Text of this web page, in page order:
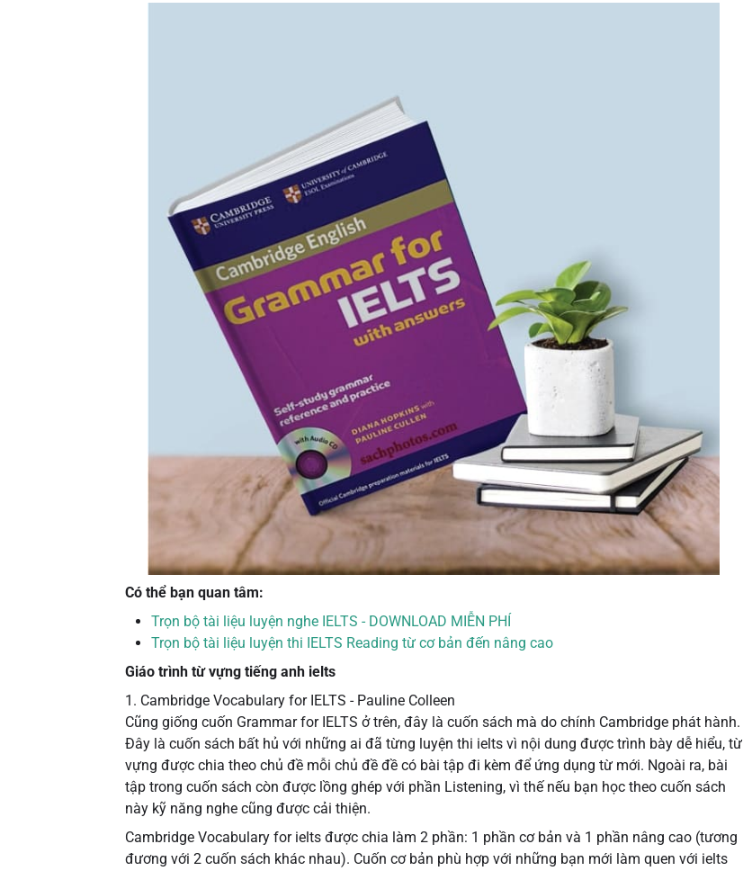
Có thể bạn quan tâm:
Trọn bộ tài liệu luyện nghe IELTS - DOWNLOAD MIỄN PHÍ
Trọn bộ tài liệu luyện thi IELTS Reading từ cơ bản đến nâng cao
Giáo trình từ vựng tiếng anh ielts
1. Cambridge Vocabulary for IELTS - Pauline Colleen
Cũng giống cuốn Grammar for IELTS ở trên, đây là cuốn sách mà do chính Cambridge phát hành.
Đây là cuốn sách bất hủ với những ai đã từng luyện thi ielts vì nội dung được trình bày dễ hiểu, từ
vựng được chia theo chủ đề mỗi chủ đề đề có bài tập đi kèm để ứng dụng từ mới. Ngoài ra, bài
tập trong cuốn sách còn được lồng ghép với phần Listening, vì thế nếu bạn học theo cuốn sách
này kỹ năng nghe cũng được cải thiện.
Cambridge Vocabulary for ielts được chia làm 2 phần: 1 phần cơ bản và 1 phần nâng cao (tương
đương với 2 cuốn sách khác nhau). Cuốn cơ bản phù hợp với những bạn mới làm quen với ielts